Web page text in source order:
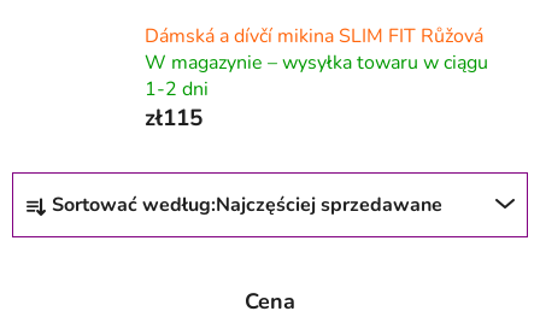
Dámská a dívčí mikina SLIM FIT Růžová
W magazynie – wysyłka towaru w ciągu
1-2 dni
zł115
S
o
r
Sortować według:Najczęściej sprzedawane
Cena